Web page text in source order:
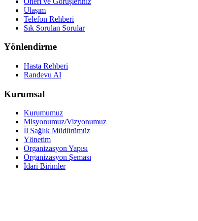
Ulaşım
Telefon Rehberi
Sık Sorulan Sorular
Yönlendirme
Hasta Rehberi
Randevu Al
Kurumsal
Kurumumuz
Misyonumuz/Vizyonumuz
İl Sağlık Müdürümüz
Yönetim
Organizasyon Yapısı
Organizasyon Şeması
İdari Birimler